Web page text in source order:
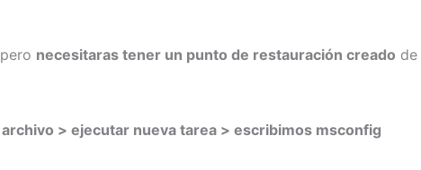
pero necesitaras tener un punto de restauración creado de
archivo > ejecutar nueva tarea > escribimos msconfig